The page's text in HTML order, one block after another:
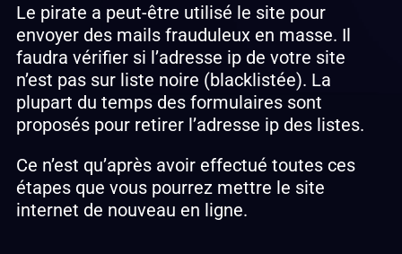
Le pirate a peut-être utilisé le site pour
envoyer des mails frauduleux en masse. Il
faudra vérifier si l’adresse ip de votre site
n’est pas sur liste noire (blacklistée). La
plupart du temps des formulaires sont
proposés pour retirer l’adresse ip des listes.
Ce n’est qu’après avoir effectué toutes ces
étapes que vous pourrez mettre le site
internet de nouveau en ligne.